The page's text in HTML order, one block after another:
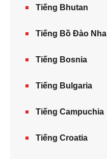
Tiếng Bhutan
Tiếng Bồ Đào Nha
Tiếng Bosnia
Tiếng Bulgaria
Tiếng Campuchia
Tiếng Croatia